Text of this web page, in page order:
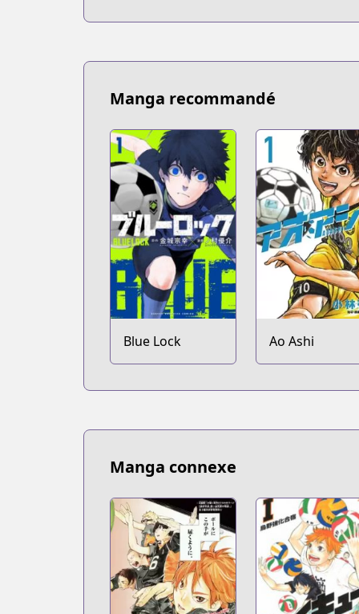
https://mangaplus.shueisha.co.jp/titles/
Manga recommandé
Blue Lock Ao Ashi
Manga connexe